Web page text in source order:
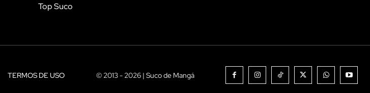
Top Suco
TERMOS DE USO © 2013 - 2026 | Suco de Mangá